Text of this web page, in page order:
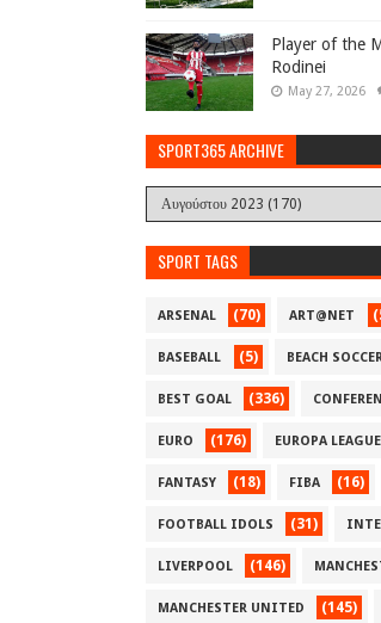
Player of the
Rodinei
May 27, 2026
SPORT365 ARCHIVE
SPORT TAGS
ARSENAL (70) ART@NET
BASEBALL (5) BEACH
BEST GOAL (336)
EURO (176) EUROPA LEAGUE
FANTASY (18) FIBA (16)
FOOTBALL IDOLS (31)
LIVERPOOL (146)
MANCHESTER UNITED (145)